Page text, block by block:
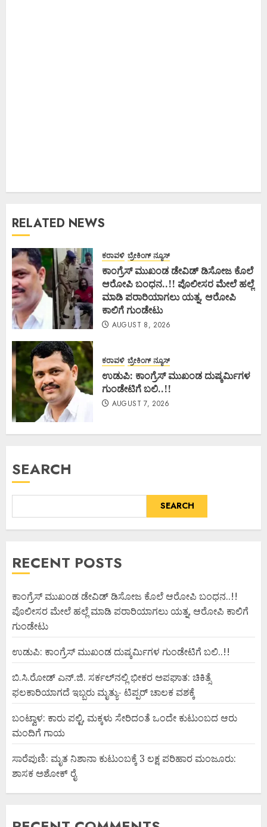
RELATED NEWS
ಕರಾವಳಿ ಬ್ರೇಕಿಂಗ್ ನ್ಯೂಸ್
ಕಾಂಗ್ರೆಸ್ ಮುಖಂಡ ಡೇವಿಡ್ ಡಿಸೋಜ ಕೊಲೆ
ಆರೋಪಿ ಬಂಧನ..!! ಪೊಲೀಸರ ಮೇಲೆ ಹಲ್ಲೆ
ಮಾಡಿ ಪರಾರಿಯಾಗಲು ಯತ್ನ, ಆರೋಪಿ
ಕಾಲಿಗೆ ಗುಂಡೇಟು
AUGUST 8, 2026
ಕರಾವಳಿ ಬ್ರೇಕಿಂಗ್ ನ್ಯೂಸ್
ಉಡುಪಿ: ಕಾಂಗ್ರೆಸ್ ಮುಖಂಡ ದುಷ್ಕರ್ಮಿಗಳ
ಗುಂಡೇಟಿಗೆ ಬಲಿ..!!
AUGUST 7, 2026
SEARCH
SEARCH
RECENT POSTS
ಕಾಂಗ್ರೆಸ್ ಮುಖಂಡ ಡೇವಿಡ್ ಡಿಸೋಜ ಕೊಲೆ ಆರೋಪಿ ಬಂಧನ..!!
ಪೊಲೀಸರ ಮೇಲೆ ಹಲ್ಲೆ ಮಾಡಿ ಪರಾರಿಯಾಗಲು ಯತ್ನ, ಆರೋಪಿ ಕಾಲಿಗೆ
ಗುಂಡೇಟು
ಉಡುಪಿ: ಕಾಂಗ್ರೆಸ್ ಮುಖಂಡ ದುಷ್ಕರ್ಮಿಗಳ ಗುಂಡೇಟಿಗೆ ಬಲಿ..!!
ಬಿ.ಸಿ.ರೋಡ್ ಎನ್.ಜಿ. ಸರ್ಕಲ್‌ನಲ್ಲಿ ಭೀಕರ ಅಪಘಾತ: ಚಿಕಿತ್ಸೆ
ಫಲಕಾರಿಯಾಗದೆ ಇಬ್ಬರು ಮೃತ್ಯು- ಟಿಪ್ಪರ್ ಚಾಲಕ ವಶಕ್ಕೆ
ಬಂಟ್ವಾಳ: ಕಾರು ಪಲ್ಟಿ, ಮಕ್ಕಳು ಸೇರಿದಂತೆ ಒಂದೇ ಕುಟುಂಬದ ಆರು
ಮಂದಿಗೆ ಗಾಯ
ಸಾರೆಪುಣಿ: ಮೃತ ನಿಶಾನಾ ಕುಟುಂಬಕ್ಕೆ 3 ಲಕ್ಷ ಪರಿಹಾರ ಮಂಜೂರು:
ಶಾಸಕ ಅಶೋಕ್ ರೈ